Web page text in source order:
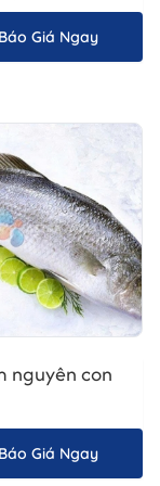
Ngặt
trọng đến
liệu đến khâu
kiểm tra kỹ
chất
phương
và loại
khách
hộpan toàn
Báo Giá Ngay
nguyên con
Báo Giá Ngay